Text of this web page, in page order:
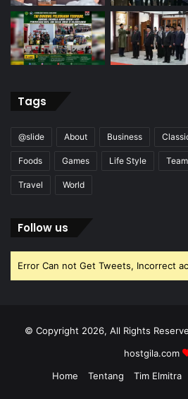
Tags
@slide About Business
Foods Games Life Style Team
Travel World
Follow us
Error Can not Get Tweets, Incorrect
© Copyright 2026, All Rights
hostgila.com
Home
Tentang Tim Elmitra